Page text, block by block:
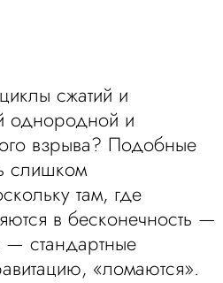
сжатий и
однородной и
взрыва? Подобные
слишком
там, где
в бесконечность —
— стандартные
«ломаются».